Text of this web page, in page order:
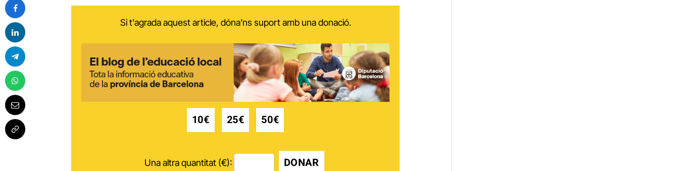
Si t'agrada aquest article, dóna'ns suport amb una donació.
10€ 25€ 50€
Una altra quantitat (€): DONAR